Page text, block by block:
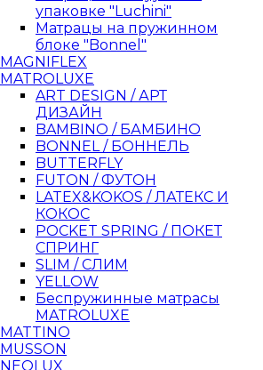
упаковке "Luchini"
Матрацы на пружинном
блоке "Bonnel"
MAGNIFLEX
MATROLUXE
ART DESIGN / АРТ
ДИЗАЙН
BAMBINO / БАМБИНО
BONNEL / БОННЕЛЬ
BUTTERFLY
FUTON / ФУТОН
LATEX&KOKOS / ЛАТЕКС И
КОКОС
POCKET SPRING / ПОКЕТ
СПРИНГ
SLIM / СЛИМ
YELLOW
Беспружинные матрасы
MATROLUXE
MATTINO
MUSSON
NEOLUX